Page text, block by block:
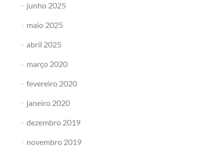
junho 2025
maio 2025
abril 2025
março 2020
fevereiro 2020
janeiro 2020
dezembro 2019
novembro 2019